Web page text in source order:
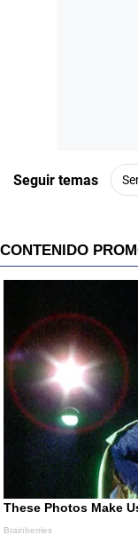
Seguir temas